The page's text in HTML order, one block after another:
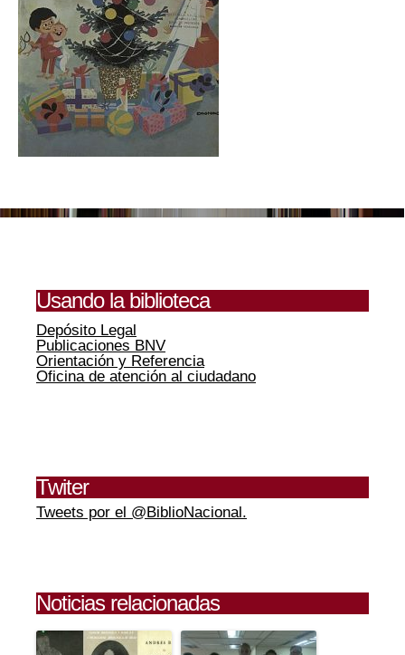
Usando la biblioteca
Depósito Legal
Publicaciones BNV
Orientación y Referencia
Oficina de atención al ciudadano
Twiter
Tweets por el @BiblioNacional.
Noticias relacionadas